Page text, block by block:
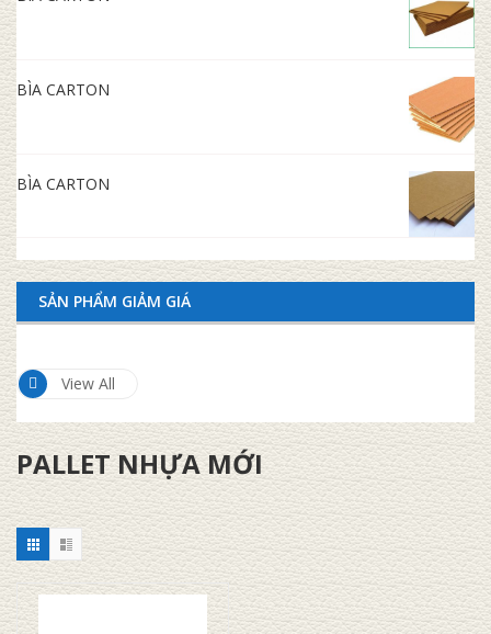
BÌA CARTON
BÌA CARTON
SẢN PHẨM GIẢM GIÁ
View All
PALLET NHỰA MỚI